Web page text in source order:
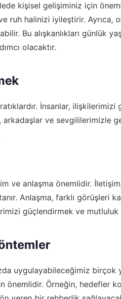
kişisel gelişiminiz için
ve ruh halinizi iyileştirir.
Bu alışkanlıkları günlük
olacaktır.
İnsanlar,
ve sevgililerimizle
ve anlaşma önemlidir.
Anlaşma, farklı görüşleri
güçlendirmek ve
uygulayabileceğimiz
önemlidir. Örneğin, hedefler